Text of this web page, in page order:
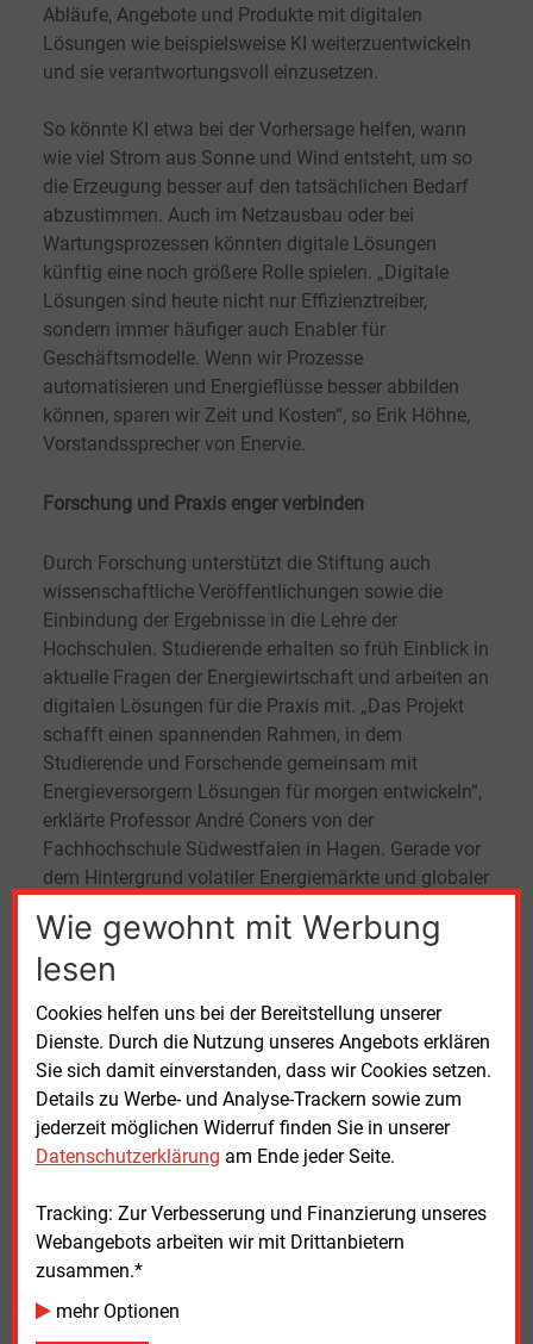
Wie gewohnt mit Werbung
lesen
Cookies helfen uns bei der Bereitstellung unserer
Dienste. Durch die Nutzung unseres Angebots erklären
Sie sich damit einverstanden, dass wir Cookies setzen.
Details zu Werbe- und Analyse-Trackern sowie zum
jederzeit möglichen Widerruf finden Sie in unserer
Datenschutzerklärung am Ende jeder Seite.
Tracking: Zur Verbesserung und Finanzierung unseres
Webangebots arbeiten wir mit Drittanbietern
zusammen.*
mehr Optionen
Abläufe, Angebote und Produkte mit digitalen
Lösungen wie beispielsweise KI weiterzuentwickeln
und sie verantwortungsvoll einzusetzen.
So könnte KI etwa bei der Vorhersage helfen, wann
wie viel Strom aus Sonne und Wind entsteht, um so
die Erzeugung besser auf den tatsächlichen Bedarf
abzustimmen. Auch im Netzausbau oder bei
Wartungsprozessen könnten digitale Lösungen
künftig eine noch größere Rolle spielen. „Digitale
Lösungen sind heute nicht nur Effizienztreiber,
sondern immer häufiger auch Enabler für
Geschäftsmodelle. Wenn wir Prozesse
automatisieren und Energieflüsse besser abbilden
können, sparen wir Zeit und Kosten“, so Erik Höhne,
Vorstandssprecher von Enervie.
Forschung und Praxis enger verbinden
Durch Forschung unterstützt die Stiftung auch
wissenschaftliche Veröffentlichungen sowie die
Einbindung der Ergebnisse in die Lehre der
Hochschulen. Studierende erhalten so früh Einblick in
aktuelle Fragen der Energiewirtschaft und arbeiten an
digitalen Lösungen für die Praxis mit. „Das Projekt
schafft einen spannenden Rahmen, in dem
Studierende und Forschende gemeinsam mit
Energieversorgern Lösungen für morgen entwickeln“,
erklärte Professor André Coners von der
Fachhochschule Südwestfalen in Hagen. Gerade vor
dem Hintergrund volatiler Energiemärkte und globaler
„Künstliche Intelligenz bietet viel Potenzial für die
Technologien gezielt weiterentwickeln und Wege
aufzuzeigen, wie sie wertstiftend und
verantwortungsvoll eingesetzt werden können“, zeigte
sich Prof. Jan vom Brocke, Direktor des Ercis an der
Universität Münster, überzeugt.